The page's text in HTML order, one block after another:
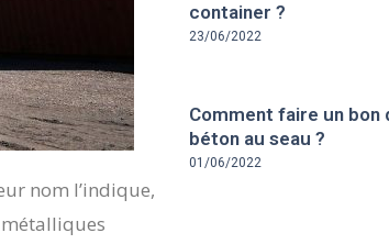
nom l’indique,
container ?
23/06/2022
Comment faire un bon
béton au seau ?
01/06/2022